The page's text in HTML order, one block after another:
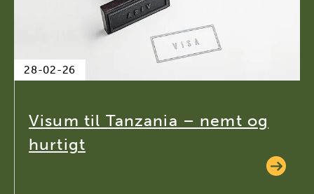
28-02-26
Visum til Tanzania – nemt og
hurtigt